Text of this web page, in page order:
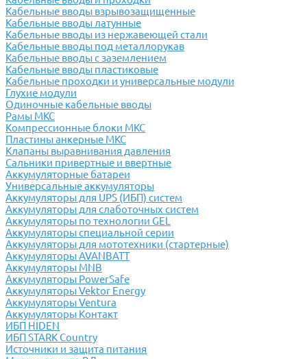
Кабельные вводы взрывозащищенные
Кабельные вводы латунные
Кабельные вводы из нержавеющей стали
Кабельные вводы под металлорукав
Кабельные вводы с заземлением
Кабельные вводы пластиковые
Кабельные проходки и универсальные модули
Глухие модули
Одиночные кабельные вводы
Рамы МКС
Компрессионные блоки МКС
Пластины анкерные МКС
Клапаны выравнивания давления
Сальники привертные и ввертные
Аккумуляторные батареи
Универсальные аккумуляторы
Аккумуляторы для UPS (ИБП) систем
Аккумуляторы для слаботочных систем
Аккумуляторы по технологии GEL
Аккумуляторы специальной серии
Аккумуляторы для мототехники (стартерные)
Аккумуляторы AVANBATT
Аккумуляторы MNB
Аккумуляторы PowerSafe
Аккумуляторы Vektor Energy
Аккумуляторы Ventura
Аккумуляторы Контакт
ИБП HIDEN
ИБП STARK Country
Источники и защита питания